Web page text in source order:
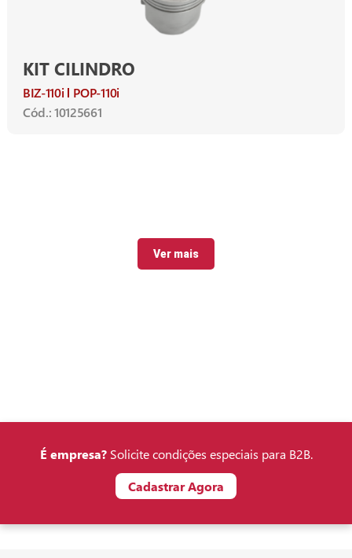
KIT CILINDRO
BIZ-110i
POP-110i
Cód.: 10125661
Ver mais
É empresa?Solicite condições especiais para B2B.
Cadastrar Agora